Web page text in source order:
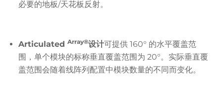
必要的地板/天花板反射。
ArticulatedArray®设计可提供 160° 的水平覆盖范
围，单个模块的标称垂直覆盖范围为 20°。实际垂直覆
盖范围会随着线阵列配置中模块数量的不同而变化。